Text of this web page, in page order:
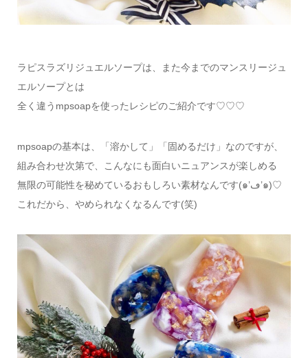
ラピスラズリジュエルソープは、また今までのマンスリージュ
エルソープとは
全く違うmpsoapを使ったレシピのご紹介です♡♡♡
mpsoapの基本は、「溶かして」「固めるだけ」なのですが、
組み合わせ次第で、こんなにも面白いニュアンスが楽しめる
無限の可能性を秘めているおもしろい素材なんです(๑’ڡ’๑)♡
これだから、やめられなくなるんです(笑)